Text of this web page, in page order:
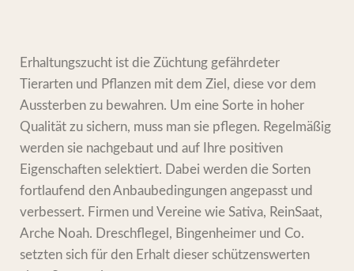
Erhaltungszucht ist die Züchtung gefährdeter
Tierarten und Pflanzen mit dem Ziel, diese vor dem
Aussterben zu bewahren. Um eine Sorte in hoher
Qualität zu sichern, muss man sie pflegen. Regelmäßig
werden sie nachgebaut und auf Ihre positiven
Eigenschaften selektiert. Dabei werden die Sorten
fortlaufend den Anbaubedingungen angepasst und
verbessert. Firmen und Vereine wie Sativa, ReinSaat,
Arche Noah. Dreschflegel, Bingenheimer und Co.
setzten sich für den Erhalt dieser schützenswerten